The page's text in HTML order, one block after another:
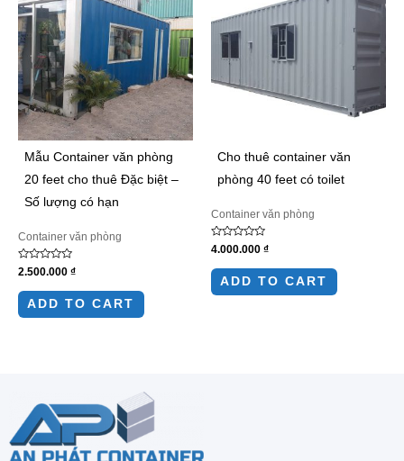
Mẫu Container văn phòng
20 feet cho thuê Đặc biệt –
Số lượng có hạn
Container văn phòng
Rated
0
out
of
2.500.000 ₫
ADD TO CART
Cho thuê container văn
phòng 40 feet có toilet
Container văn phòng
Rated
0
out
of
4.000.000 ₫
ADD TO CART